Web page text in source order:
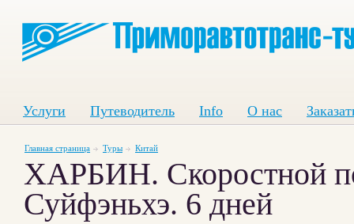
Услуги Путеводитель Info О нас
Главная страница Туры Китай
ХАРБИН. Скоростной
Суйфэньхэ. 6 дней